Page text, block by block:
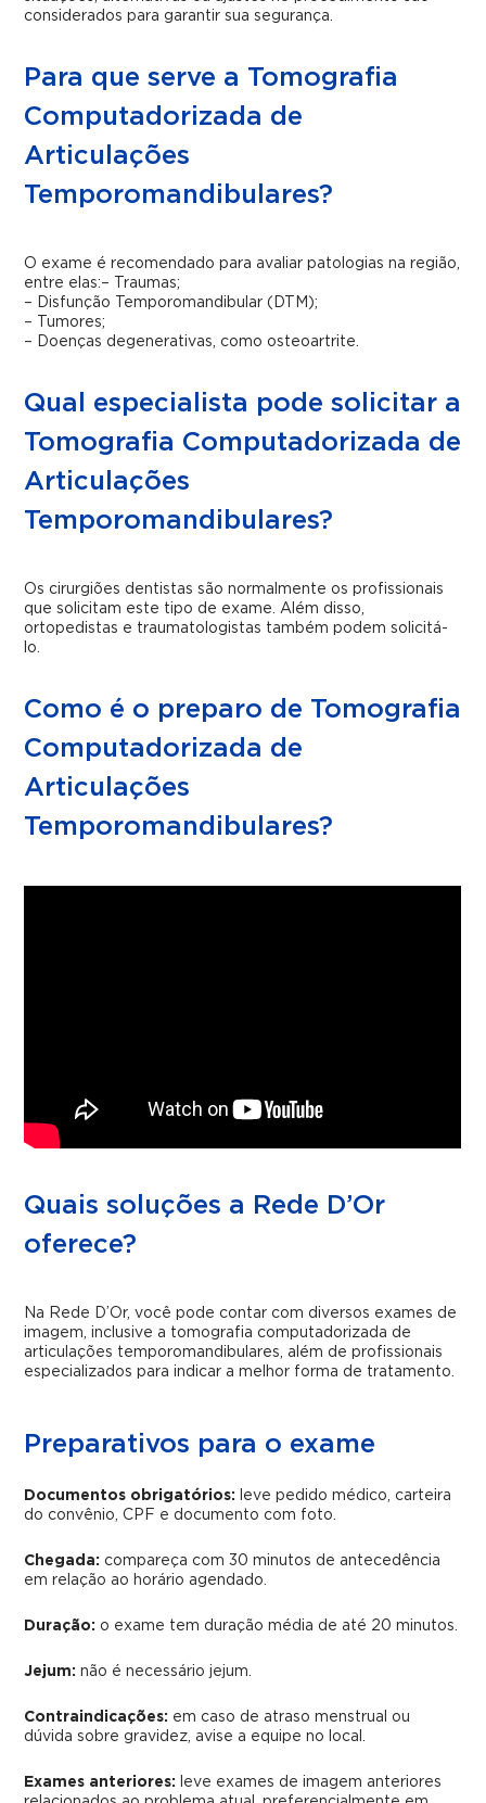
considerados para garantir sua segurança.
Para que serve a Tomografia
Computadorizada de
Articulações
Temporomandibulares?
O exame é recomendado para avaliar patologias na região,
entre elas:– Traumas;
– Disfunção Temporomandibular (DTM);
– Tumores;
– Doenças degenerativas, como osteoartrite.
Qual especialista pode solicitar a
Tomografia Computadorizada de
Articulações
Temporomandibulares?
Os cirurgiões dentistas são normalmente os profissionais
que solicitam este tipo de exame. Além disso,
ortopedistas e traumatologistas também podem solicitá-
lo.
Como é o preparo de Tomografia
Computadorizada de
Articulações
Temporomandibulares?
Quais soluções a Rede D’Or
oferece?
Na Rede D’Or, você pode contar com diversos exames de
imagem, inclusive a tomografia computadorizada de
articulações temporomandibulares, além de profissionais
especializados para indicar a melhor forma de tratamento.
Preparativos para o exame
Documentos obrigatórios:
leve pedido médico, carteira
do convênio, CPF e documento com foto.
Chegada: compareça com 30 minutos de antecedência
em relação ao horário agendado.
Duração: o exame tem duração média de até 20 minutos.
Jejum: não é necessário jejum.
Contraindicações: em caso de atraso menstrual ou
dúvida sobre gravidez, avise a equipe no local.
Exames anteriores:
leve exames de imagem anteriores